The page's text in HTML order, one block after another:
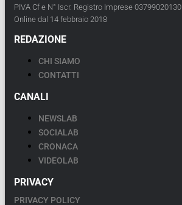
PIVA Cf e N° Iscr. Registro Imprese 03799020130
Online dal 14 febbraio 2018
REDAZIONE
CHI SIAMO
CONTATTI
CANALI
NEWSLAB
SOCIALAB
CRONACA
VIDEOLAB
PRIVACY
PRIVACY POLICY